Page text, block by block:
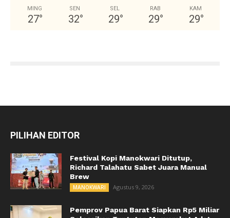
MING
27°
SEN
32°
SEL
29°
RAB
29°
KAM
29°
PILIHAN EDITOR
Festival Kopi Manokwari Ditutup,
Richard Talahatu Sabet Juara Manual
Brew
MANOKWARI Agustus 9, 2026
Pemprov Papua Barat Siapkan Rp5 Miliar